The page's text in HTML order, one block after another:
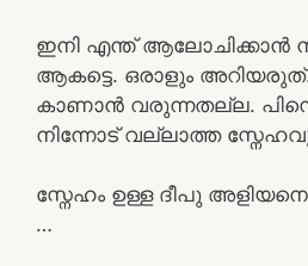
ഇനി എന്ത് ആലോചിക്കാൻ
ആകട്ടെ. ഒരാളും
കാണാൻ വരുന്നതല്ല.
നിന്നോട് വല്ലാത്ത
സ്നേഹം ഉള്ള ദീപു
…